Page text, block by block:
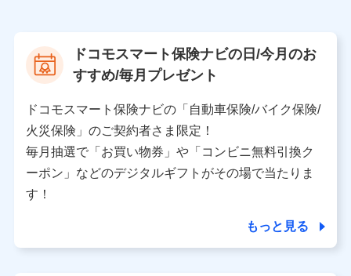
当社又は株式会社NTTドコモが提供する保険関連サービ
スにおけるユーザ登録受付および管理のため
を受けている保険会社・提携会社の保険その他に関する
情報を提供するため、また維持管理等の委託業務遂行の
ため、またそれらに付帯、関連する当社、株式会社NTT
ドコモおよび提携会社のサービスを案内、提供するため
（各サービスで取得したサービス利用履歴、ウェブサイ
トの閲覧履歴、購買履歴、ご契約内容等のパーソナルデ
ータを分析して、お客さまの趣味・嗜好・傾向に応じた
ドコモスマート保険ナビの日/今月のお
すすめ/毎月プレゼント
ドコモスマート保険ナビの「自動車保険/バイク保険/
火災保険」のご契約者さま限定！
毎月抽選で「お買い物券」や「コンビニ無料引換ク
ーポン」などのデジタルギフトがその場で当たりま
す！
もっと見る